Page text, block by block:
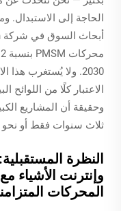
الحاجة إلى الاستبدال.
2030. ولا يُستغرب
الاعتبار كلًا من اللوائح
وحقيقة أن المشاريع
ثلاث سنوات فقط أو
النظرة
وإنترنت الأشياء
المحركات